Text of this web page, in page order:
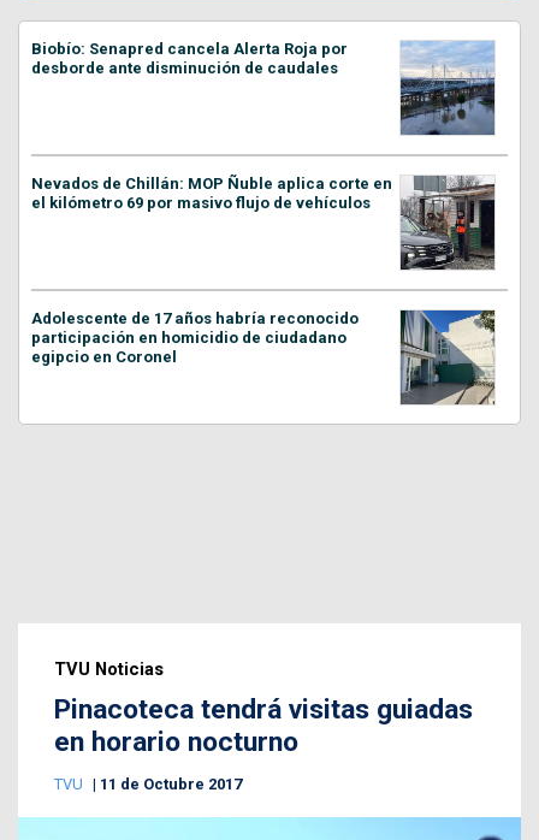
Biobío: Senapred cancela Alerta Roja por
desborde ante disminución de caudales
Nevados de Chillán: MOP Ñuble aplica corte en
el kilómetro 69 por masivo flujo de vehículos
Adolescente de 17 años habría reconocido
participación en homicidio de ciudadano
egipcio en Coronel
TVU Noticias
Pinacoteca tendrá visitas guiadas
en horario nocturno
TVU 11 de Octubre 2017